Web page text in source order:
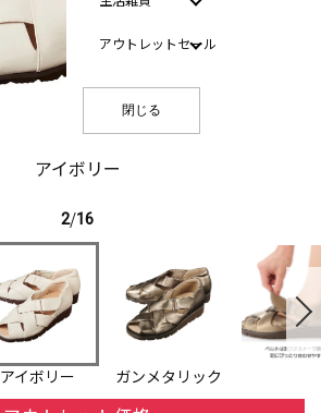
アウトレットセール
閉じる
アイボリー
2/16
アイボリー ガンメタリック